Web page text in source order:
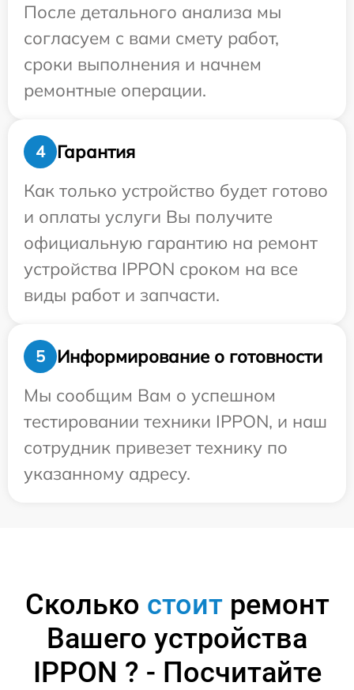
После детального анализа мы
согласуем с вами смету работ,
сроки выполнения и начнем
ремонтные операции.
4
Гарантия
Как только устройство будет готово
и оплаты услуги Вы получите
официальную гарантию на ремонт
устройства IPPON сроком на все
виды работ и запчасти.
5
Информирование о готовности
Мы сообщим Вам о успешном
тестировании техники IPPON, и наш
сотрудник привезет технику по
указанному адресу.
Сколько стоитремонт
Вашего устройства
IPPON ? - Посчитайте